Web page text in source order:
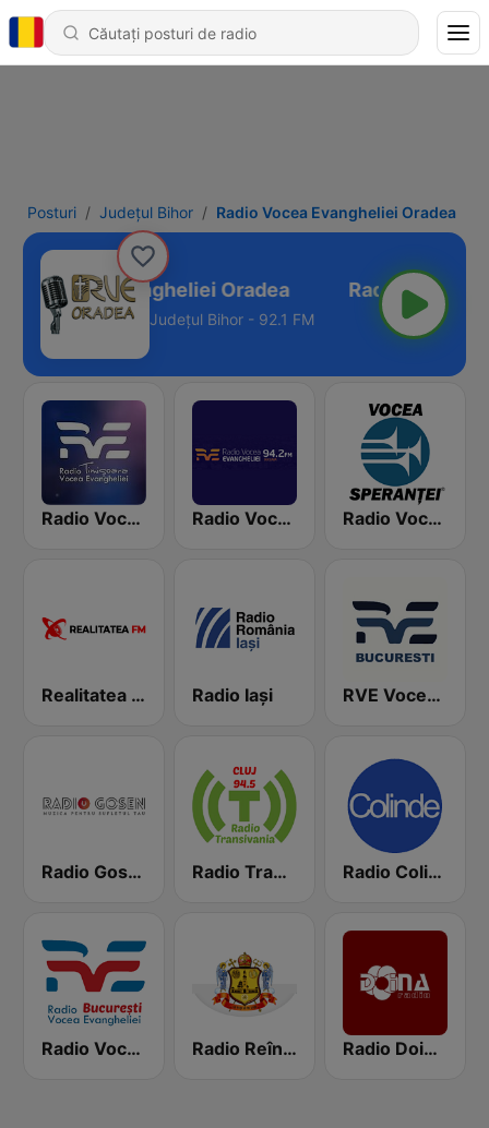
Posturi Județul Bihor Radio Vocea Evangheliei Oradea
Vocea Evangheliei Oradea
Județul Bihor - 92.1 FM
Radio Vocea Evangheliei Timişoara Radio Vocea Evangheliei - Suceava Radio Vocea Speranţei (RVS)
Realitatea FM Radio Iaşi RVE Vocea Envangheliei Bucaresti
Radio Gosen Romania Radio Transilvania - Cluj Napoca Radio Colinde GMusic
Radio Vocea Evangheliei Bucharest Radio Reîntregirea Radio Doina FM